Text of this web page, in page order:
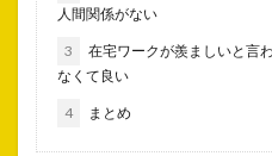
人間関係がない
3
在宅ワークが羨ましいと言
なくて良い
4 まとめ